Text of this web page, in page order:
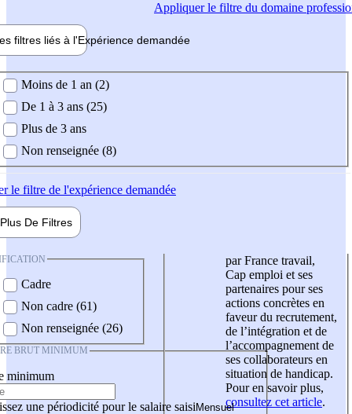
Appliquerle filtre du domaine
filtres liés à l'Expérience demandée
demandée
Moins de 1 an (2)
De 1 à 3 ans (25)
Plus de 3 ans
Non renseignée (8)
le filtre de l'expérience demandée
Plus De Filtres
Cadre
Non cadre (61)
Non renseignée (26)
BRUT MINIMUM
minimum
une périodicité pour le salaire saisi
par France travail,
Cap emploi et ses
partenaires pour ses
actions concrètes en
faveur du recrutement,
de l’intégration et de
l’accompagnement de
ses collaborateurs en
situation de handicap.
Pour en savoir plus,
consultez cet article.